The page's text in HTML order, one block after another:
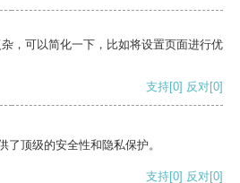
，可以简化一下，比如将设置页面进行优
支持[0] 反对[0]
顶级的安全性和隐私保护。
支持[0] 反对[0]